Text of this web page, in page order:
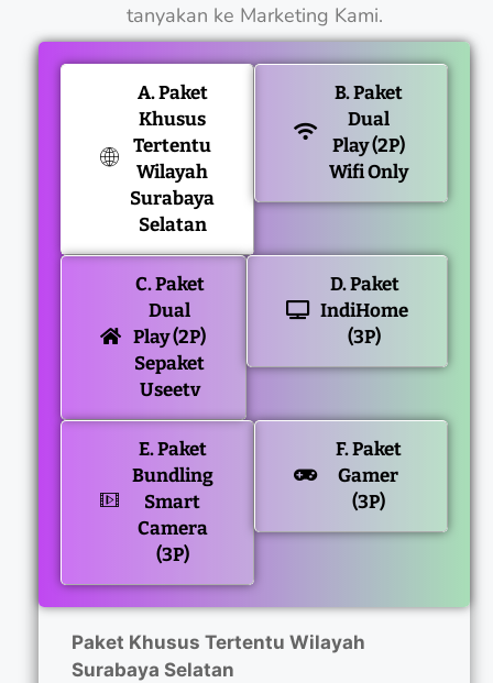
tanyakan ke Marketing Kami.
A. Paket
Khusus
Tertentu
Wilayah
Surabaya
Selatan
B. Paket
Dual
Play (2P)
Wifi Only
C. Paket
Dual
Play (2P)
Sepaket
Useetv
D. Paket
IndiHome
(3P)
E. Paket
Bundling
Smart
Camera
(3P)
F. Paket
Gamer
(3P)
Paket Khusus Tertentu Wilayah
Surabaya Selatan